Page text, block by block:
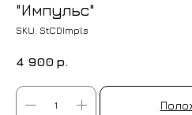
"Импульс"
SKU: StCDImpls
4 900 р.